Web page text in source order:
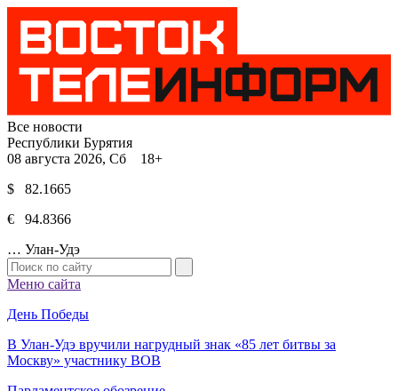
Все новости
Республики Бурятия
08 августа 2026, Сб 18+
$ 82.1665
€ 94.8366
… Улан-Удэ
Меню сайта
День Победы
В Улан-Удэ вручили нагрудный знак «85 лет битвы за
Москву» участнику ВОВ